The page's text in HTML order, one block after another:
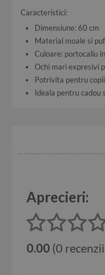
Caracteristici:
Dimensiune: 60 cm
Material moale si
Culoare: portocaliu
Ochi mari expresivi
Potrivita pentru
Ideala pentru cadou
Aprecieri:
0.00 (0